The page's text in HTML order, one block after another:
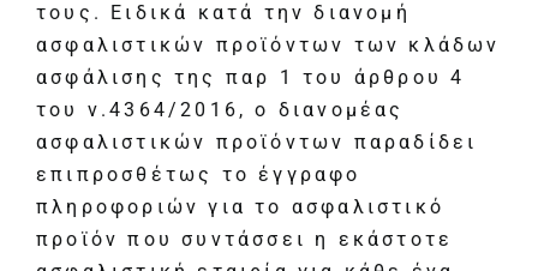
τους. Ειδικά κατά την διανομή
ασφαλιστικών προϊόντων των κλάδων
ασφάλισης της παρ 1 του άρθρου 4
του ν.4364/2016, ο διανομέας
ασφαλιστικών προϊόντων παραδίδει
επιπροσθέτως το έγγραφο
πληροφοριών για το ασφαλιστικό
προϊόν που συντάσσει η εκάστοτε